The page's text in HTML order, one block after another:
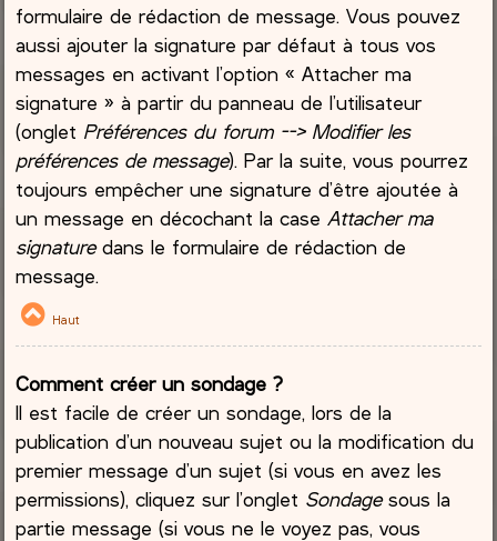
formulaire de rédaction de message. Vous pouvez
aussi ajouter la signature par défaut à tous vos
messages en activant l’option « Attacher ma
signature » à partir du panneau de l’utilisateur
(onglet Préférences du forum --> Modifier les
préférences de message). Par la suite, vous pourrez
toujours empêcher une signature d’être ajoutée à
un message en décochant la caseAttacher ma
signaturedans le formulaire de rédaction de
message.
Haut
Comment créer un sondage ?
Il est facile de créer un sondage, lors de la
publication d’un nouveau sujet ou la modification du
premier message d’un sujet (si vous en avez les
permissions), cliquez sur l’onglet Sondagesous la
partie message (si vous ne le voyez pas, vous